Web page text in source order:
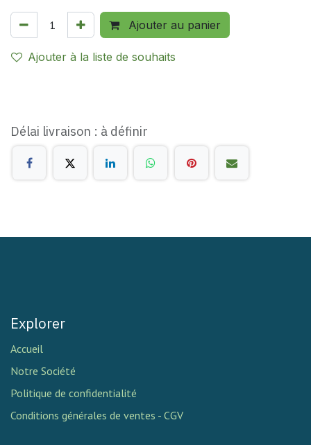
Ajouter au panier
Ajouter à la liste de souhaits
Délai livraison : à définir
Explorer
Accueil
Notre Société
Politique de confidentialité
Conditions générales de ventes - CGV